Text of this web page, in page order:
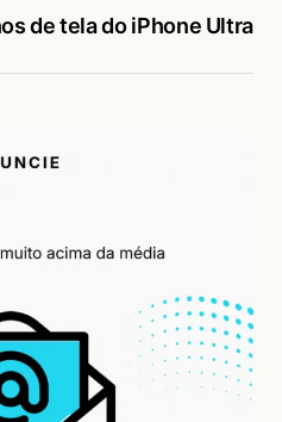
de tela do iPhone Ultra